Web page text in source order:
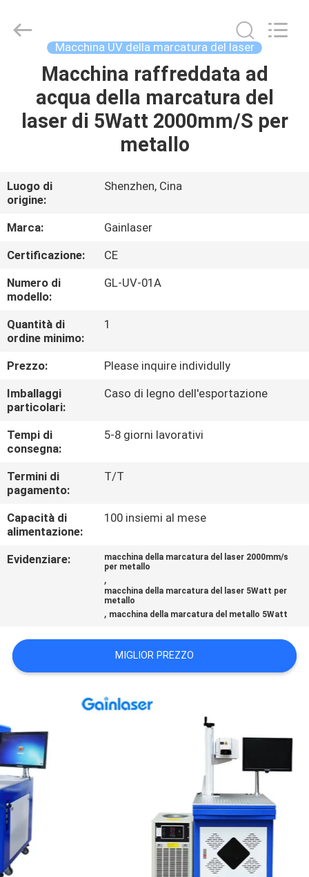
CASA
PRODOTTI
NOI
GIRO
DELLA
FABBRICA
CONTROLLO
DI
QUALITÀ
CONTATTICI
RICHIEDA
UNA
CITAZIONE
DEL
PRIVACY
POLICY
Gainlaser
Laser
Macchina UV della marcatura del laser
Macchina raffreddata ad
acqua della marcatura del
laser di 5Watt 2000mm/S per
metallo
Luogo di
origine:
Shenzhen, Cina
Marca:
Gainlaser
Certificazione:
CE
Numero di
modello:
GL-UV-01A
Quantità di
ordine minimo:
1
Prezzo:
Please inquire individully
Imballaggi
particolari:
Caso di legno dell'esportazione
Tempi di
consegna:
5-8 giorni lavorativi
Termini di
pagamento:
T/T
Capacità di
alimentazione:
100 insiemi al mese
Evidenziare:
macchina della marcatura del laser 2000mm/s
per metallo
,
macchina della marcatura del laser 5Watt per
metallo
, macchina della marcatura del metallo 5Watt
MIGLIOR PREZZO